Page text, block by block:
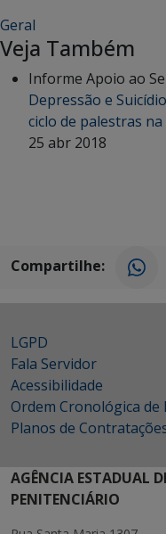
Geral
Veja Também
Informe Apoio ao
Depressão e
ciclo de palestras
25 abr 2018
Compartilhe:
LGPD
Fala Servidor
Acessibilidade
Ordem Cronológica de
Planos de
AGÊNCIA ESTADUAL
PENITENCIÁRIO